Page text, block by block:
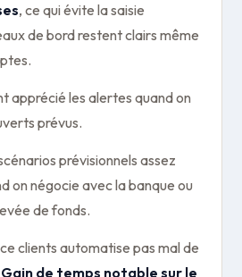
, ce qui évite la saisie
de bord restent clairs même
apprécié les alertes quand on
prévus.
prévisionnels assez
on négocie avec la banque ou
de fonds.
clients automatise pas mal de
Gain de temps notable sur le